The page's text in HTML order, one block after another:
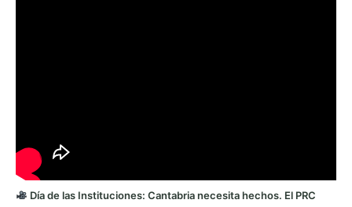
Día de las Instituciones: Cantabria necesita hechos. El PRC